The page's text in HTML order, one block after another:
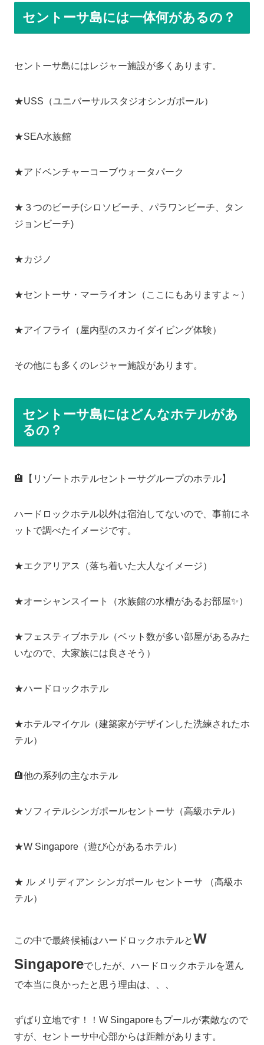
セントーサ島には一体何があるの？
セントーサ島にはレジャー施設が多くあります。
★USS（ユニバーサルスタジオシンガポール）
★SEA水族館
★アドベンチャーコーブウォータパーク
★３つのビーチ(シロソビーチ、パラワンビーチ、タン
ジョンビーチ)
★カジノ
★セントーサ・マーライオン（ここにもありますよ～）
★アイフライ（屋内型のスカイダイビング体験）
その他にも多くのレジャー施設があります。
セントーサ島にはどんなホテルがあ
るの？
🏨【リゾートホテルセントーサグループのホテル】
ハードロックホテル以外は宿泊してないので、事前にネ
ットで調べたイメージです。
★エクアリアス（落ち着いた大人なイメージ）
★オーシャンスイート（水族館の水槽があるお部屋✨）
★フェスティブホテル（ベット数が多い部屋があるみた
いなので、大家族には良さそう）
★ハードロックホテル
★ホテルマイケル（建築家がデザインした洗練されたホ
テル）
🏨他の系列の主なホテル
★ソフィテルシンガポールセントーサ（高級ホテル）
★W Singapore（遊び心があるホテル）
★ ル メリディアン シンガポール セントーサ （高級ホ
テル）
この中で最終候補はハードロックホテルとW
Singaporeでしたが、ハードロックホテルを選ん
で本当に良かったと思う理由は、、、
ずばり立地です！！W Singaporeもプールが素敵なので
すが、セントーサ中心部からは距離があります。